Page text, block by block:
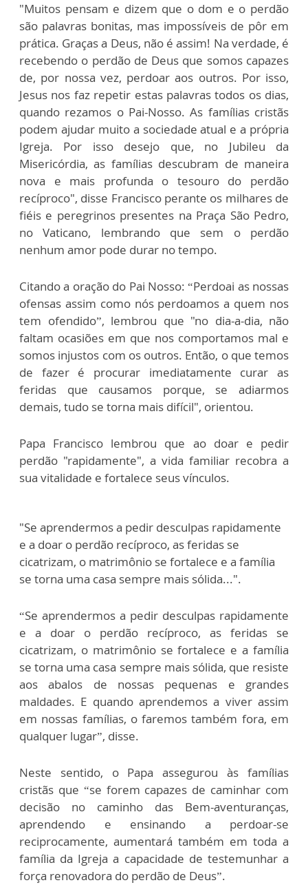
"Muitos pensam e dizem que o dom e o perdão
são palavras bonitas, mas impossíveis de pôr em
prática. Graças a Deus, não é assim! Na verdade, é
recebendo o perdão de Deus que somos capazes
de, por nossa vez, perdoar aos outros. Por isso,
Jesus nos faz repetir estas palavras todos os dias,
quando rezamos o Pai-Nosso. As famílias cristãs
podem ajudar muito a sociedade atual e a própria
Igreja. Por isso desejo que, no Jubileu da
Misericórdia, as famílias descubram de maneira
nova e mais profunda o tesouro do perdão
recíproco", disse Francisco perante os milhares de
fiéis e peregrinos presentes na Praça São Pedro,
no Vaticano, lembrando que sem o perdão
nenhum amor pode durar no tempo.
Citando a oração do Pai Nosso: “Perdoai as nossas
ofensas assim como nós perdoamos a quem nos
tem ofendido”, lembrou que "no dia-a-dia, não
faltam ocasiões em que nos comportamos mal e
somos injustos com os outros. Então, o que temos
de fazer é procurar imediatamente curar as
feridas que causamos porque, se adiarmos
demais, tudo se torna mais difícil", orientou.
Papa Francisco lembrou que ao doar e pedir
perdão "rapidamente", a vida familiar recobra a
sua vitalidade e fortalece seus vínculos.
"Se aprendermos a pedir desculpas rapidamente
e a doar o perdão recíproco, as feridas se
cicatrizam, o matrimônio se fortalece e a família
se torna uma casa sempre mais sólida...".
“Se aprendermos a pedir desculpas rapidamente
e a doar o perdão recíproco, as feridas se
cicatrizam, o matrimônio se fortalece e a família
se torna uma casa sempre mais sólida, que resiste
aos abalos de nossas pequenas e grandes
maldades. E quando aprendemos a viver assim
em nossas famílias, o faremos também fora, em
qualquer lugar”, disse.
Neste sentido, o Papa assegurou às famílias
cristãs que “se forem capazes de caminhar com
decisão no caminho das Bem-aventuranças,
aprendendo e ensinando a perdoar-se
reciprocamente, aumentará também em toda a
família da Igreja a capacidade de testemunhar a
força renovadora do perdão de Deus”.